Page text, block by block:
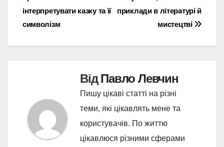
записів
приклади в літературі й
мистецтві
інтерпретувати казку та її
символізм
ВідПавло Левчин
Пишу цікаві статті на різні
теми, які цікавлять мене та
користувачів. По життю
цікавлюся різними сферами